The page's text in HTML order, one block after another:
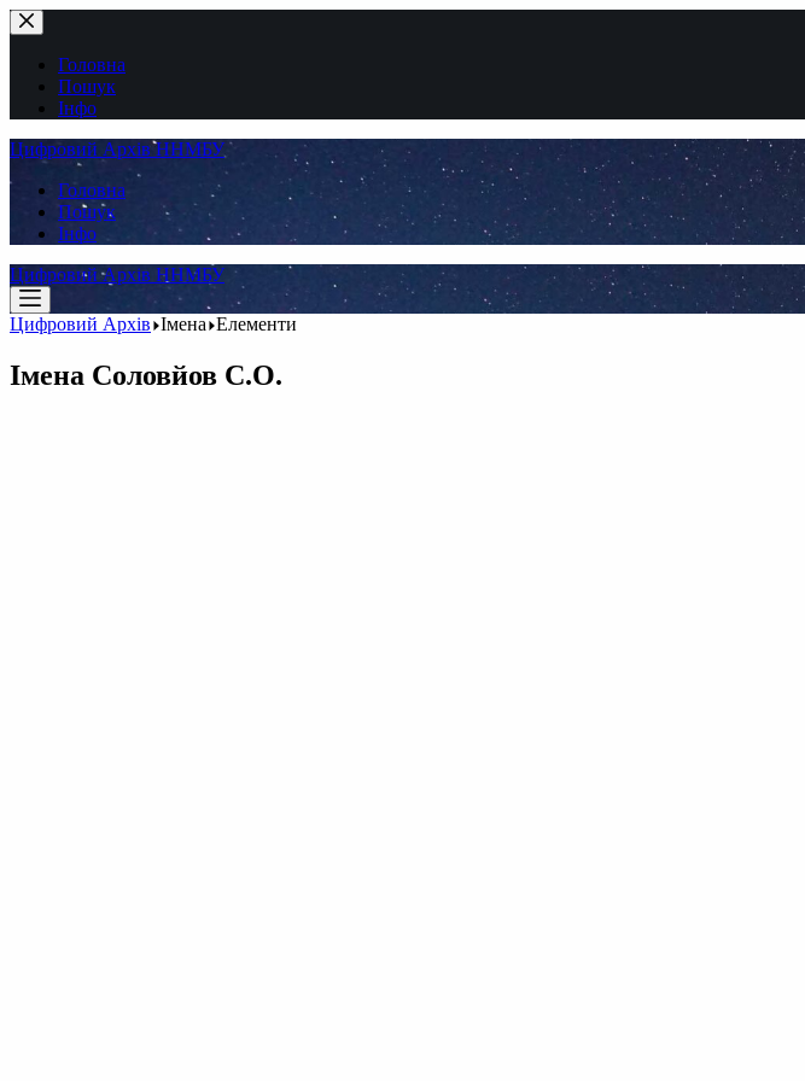
Перейти
до
вмістуГоловна
Пошук
Інфо
Цифровий Архів ННМБУ
Головна
Пошук
Інфо
Цифровий Архів ННМБУ
Цифровий Архів Імена Елементи
Імена Соловйов С.О.